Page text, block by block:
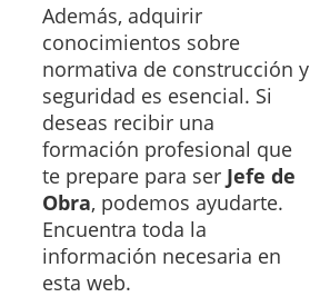
Además, adquirir
conocimientos sobre
normativa de construcción y
seguridad es esencial. Si
deseas recibir una
formación profesional que
te prepare para ser Jefe de
Obra, podemos ayudarte.
Encuentra toda la
información necesaria en
esta web.